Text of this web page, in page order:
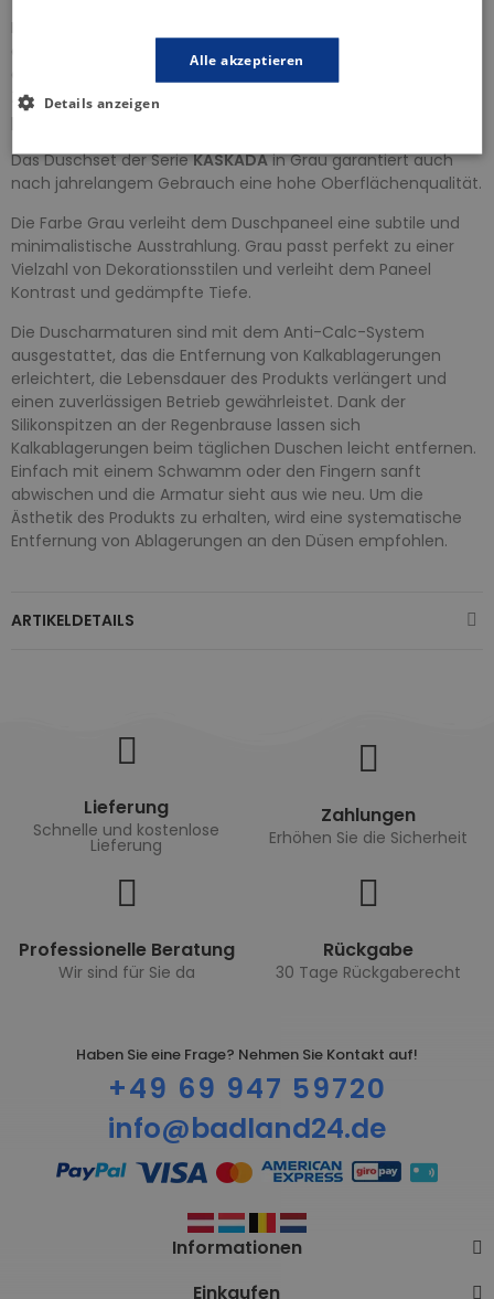
die minimalistisches Oval-Design wird mit Funktionalität für
eine komfortable Nutzung kombiniert. Ein unverzichtbares
Zubehör für jede moderne Duschkabine, das sowohl
Das Duschset der SerieKASKADAin Grau garantiert auch
nach jahrelangem Gebrauch eine hohe Oberflächenqualität.
Die Farbe Grau verleiht dem Duschpaneel eine subtile und
minimalistische Ausstrahlung. Grau passt perfekt zu einer
Vielzahl von Dekorationsstilen und verleiht dem Paneel
Kontrast und gedämpfte Tiefe.
Die Duscharmaturen sind mit dem Anti-Calc-System
ausgestattet, das die Entfernung von Kalkablagerungen
erleichtert, die Lebensdauer des Produkts verlängert und
einen zuverlässigen Betrieb gewährleistet. Dank der
Silikonspitzen an der Regenbrause lassen sich
Kalkablagerungen beim täglichen Duschen leicht entfernen.
Einfach mit einem Schwamm oder den Fingern sanft
abwischen und die Armatur sieht aus wie neu. Um die
Ästhetik des Produkts zu erhalten, wird eine systematische
Entfernung von Ablagerungen an den Düsen empfohlen.
ARTIKELDETAILS
Lieferung
Schnelle und kostenlose
Lieferung
Zahlungen
Erhöhen Sie die Sicherheit
Professionelle Beratung
Wir sind für Sie da
Rückgabe
30 Tage Rückgaberecht
Haben Sie eine Frage? Nehmen Sie Kontakt auf!
+49 69 947 59720
info@badland24.de
Informationen
Einkaufen
Alle akzeptieren
Details anzeigen